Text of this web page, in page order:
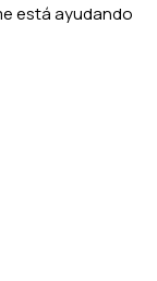
está ayudando